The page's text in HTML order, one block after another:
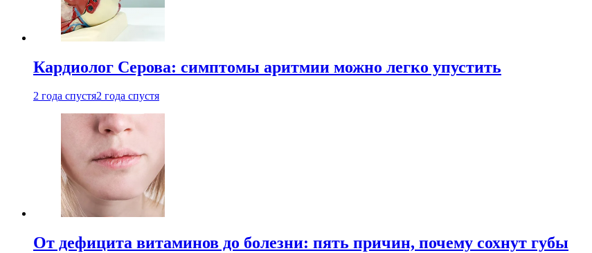
Кардиолог Серова: симптомы аритмии можно легко упустить
2 года спустя2 года спустя
От дефицита витаминов до болезни: пять причин, почему сохнут губы